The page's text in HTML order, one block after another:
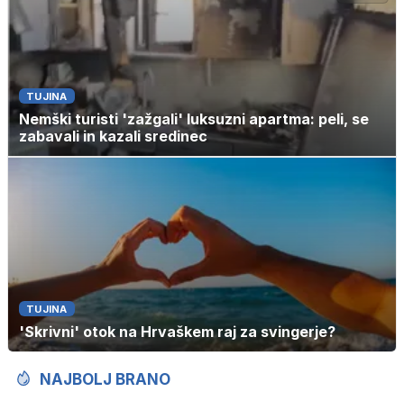
TUJINA
Nemški turisti 'zažgali' luksuzni apartma: peli, se
zabavali in kazali sredinec
TUJINA
'Skrivni' otok na Hrvaškem raj za svingerje?
NAJBOLJ BRANO